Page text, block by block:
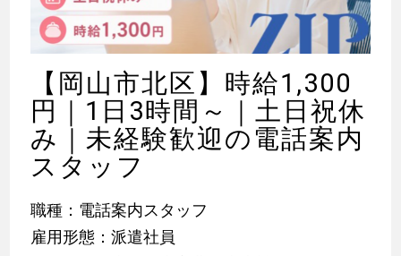
【岡山市北区】時給1,300
円｜1日3時間～｜土日祝休
み｜未経験歓迎の電話案内
スタッフ
職種：電話案内スタッフ
雇用形態：派遣社員